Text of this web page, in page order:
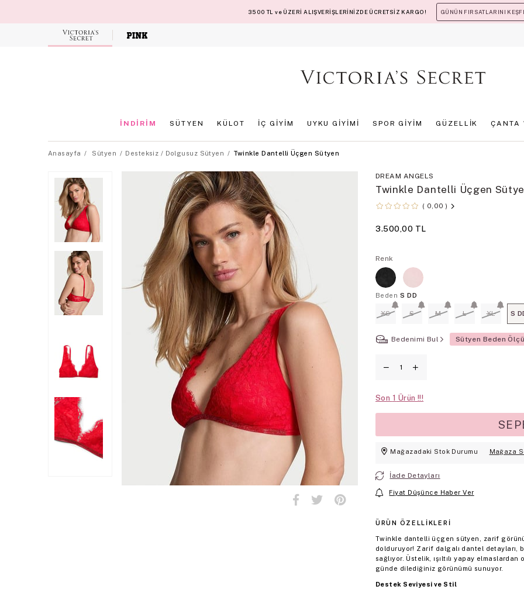
3500 TL ve ÜZERİ ALIŞVERİŞLERİNİZDE ÜCRETSİZ KARGO! GÜNÜN FIRSATLARINI
Victoria's
Secret
İNDİRİM SÜTYEN KÜLOT İÇ GİYİM UYKU GİYİMİ SPOR GİYİM GÜZELLİK ÇANTA
Anasayfa Sütyen Desteksiz / Dolgusuz Sütyen Twinkle Dantelli Üçgen Sütyen
DREAM ANGELS
Twinkle Dantelli Üçgen
0,00
3.500,00 TL
Renk
Beden S DD
XS S M L XL S
Bedenimi Bul Sütyen Beden
Son 1
Mağazadaki Stok Durumu Mağaza
İade Detayları
Fiyat Düşünce Haber Ver
ÜRÜN ÖZELLIKLERI
Twinkle dantelli üçgen sütyen, zarif
dolduruyor! Zarif dalgalı dantel detayları,
sağlıyor. Üstelik, ışıltılı yapay
günde dilediğiniz görünümü sunuyor.
Destek Seviyesi ve Stil